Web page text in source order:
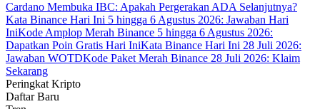
Panduan Pemula Berjangka
Cardano Membuka IBC: Apakah Pergerakan ADA Selanjutnya?
Kata Binance Hari Ini 5 hingga 6 Agustus 2026: Jawaban Hari
IniKode Amplop Merah Binance 5 hingga 6 Agustus 2026:
Dapatkan Poin Gratis Hari IniKata Binance Hari Ini 28 Juli 2026:
Jawaban WOTDKode Paket Merah Binance 28 Juli 2026: Klaim
Sekarang
Peringkat Kripto
Daftar Baru